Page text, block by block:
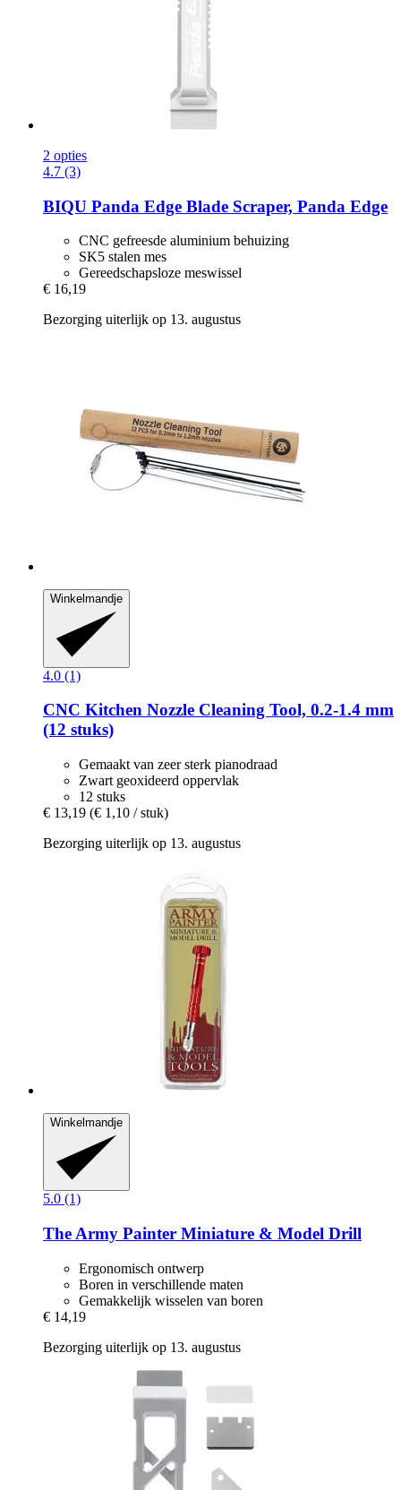
2 opties
4.7 (3)
BIQU Panda Edge Blade Scraper, Panda Edge
CNC gefreesde aluminium behuizing
SK5 stalen mes
Gereedschapsloze meswissel
€ 16,19
Bezorging uiterlijk op 13. augustus
Winkelmandje
4.0 (1)
CNC Kitchen Nozzle Cleaning Tool, 0.2-​1.4 mm
(12 stuks)
Gemaakt van zeer sterk pianodraad
Zwart geoxideerd oppervlak
12 stuks
€ 13,19 (€ 1,10 / stuk)
Bezorging uiterlijk op 13. augustus
Winkelmandje
5.0 (1)
The Army Painter Miniature & Model Drill
Ergonomisch ontwerp
Boren in verschillende maten
Gemakkelijk wisselen van boren
€ 14,19
Bezorging uiterlijk op 13. augustus